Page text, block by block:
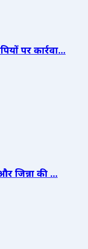
पर कार्रवा...
जिन्ना की ...